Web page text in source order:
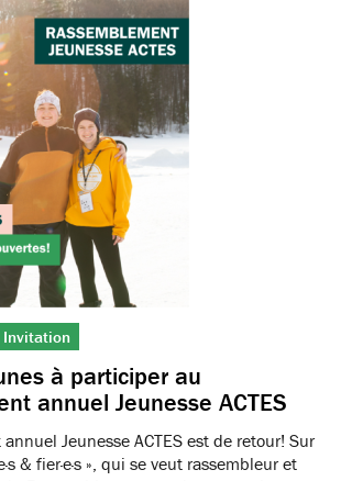
Invitation
à participer au
annuel Jeunesse ACTES
Jeunesse ACTES est de retour! Sur
& fier·e·s », qui se veut rassembleur et